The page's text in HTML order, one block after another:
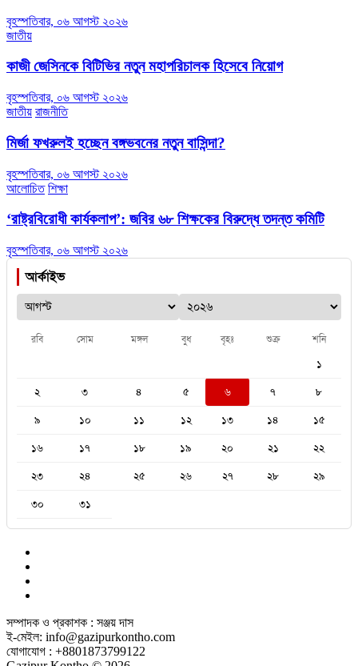
বৃহস্পতিবার, ০৬ আগস্ট ২০২৬
জাতীয়
কাজী জেসিনকে বিটিভির নতুন মহাপরিচালক হিসেবে নিয়োগ
বৃহস্পতিবার, ০৬ আগস্ট ২০২৬
জাতীয় রাজনীতি
মির্জা ফখরুলই হচ্ছেন বঙ্গভবনের নতুন বাসিন্দা?
বৃহস্পতিবার, ০৬ আগস্ট ২০২৬
আলোচিত শিক্ষা
‘রাষ্ট্রবিরোধী কার্যকলাপ’: জবির ৬৮ শিক্ষকের বিরুদ্ধে তদন্ত কমিটি
বৃহস্পতিবার, ০৬ আগস্ট ২০২৬
আর্কাইভ
রবি সোম মঙ্গল বুধ বৃহঃ শুক্র শনি
১
২
৩ ৪ ৫ ৬ ৭
৮
৯
১০ ১১ ১২ ১৩ ১৪
১৫
১৬
১৭ ১৮ ১৯ ২০ ২১
২২
২৩
২৪ ২৫ ২৬ ২৭ ২৮
২৯
৩০
৩১
সম্পাদক ও প্রকাশক : সঞ্জয় দাস
ই-মেইল: info@gazipurkontho.com
যোগাযোগ : +8801873799122